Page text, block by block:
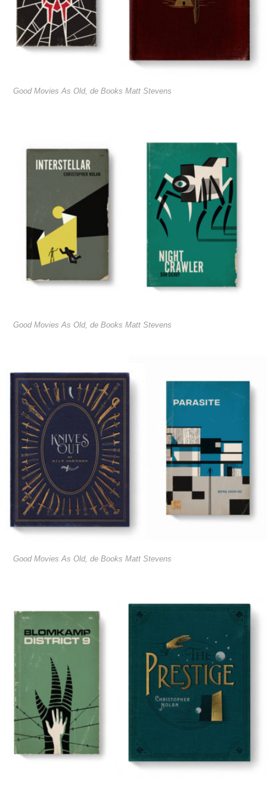
Good Movies As Old, de Books Matt Stevens
Good Movies As Old, de Books Matt Stevens
Good Movies As Old, de Books Matt Stevens